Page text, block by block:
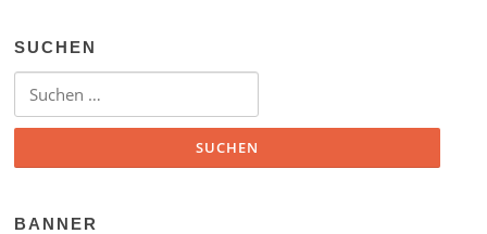
SUCHEN
Suchen nach:
BANNER